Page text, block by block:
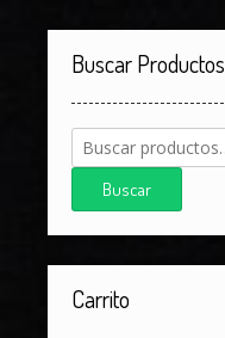
Buscar Productos
Buscar
por:
Buscar
Carrito